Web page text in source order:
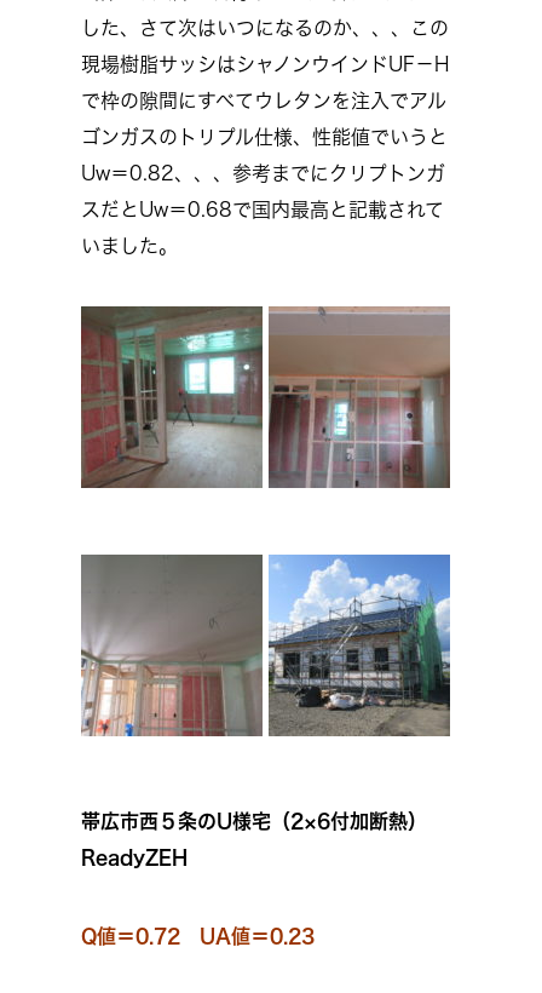
した、さて次はいつになるのか、、、この
現場樹脂サッシはシャノンウインドUF－H
で枠の隙間にすべてウレタンを注入でアル
ゴンガスのトリプル仕様、性能値でいうと
Uw＝0.82、、、参考までにクリプトンガ
スだとUw＝0.68で国内最高と記載されて
いました。
帯広市西５条のU様宅（2×6付加断熱）
ReadyZEH
Q値＝0.72 UA値＝0.23